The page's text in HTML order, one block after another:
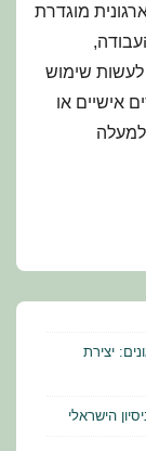
מוגדרת
לעשות שימוש
אישיים או
יצירת
הישראלי